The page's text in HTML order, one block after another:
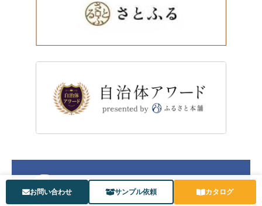
お問い合わせ サンプル依頼 カタログ